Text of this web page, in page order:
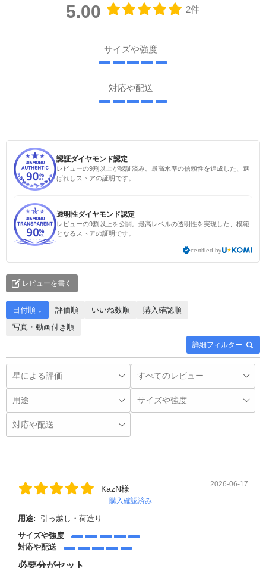
5.00 2件
サイズや強度
対応や配送
認証ダイヤモンド認定
レビューの9割以上が認証済み。最高水準の信頼性を達成した、選
ばれしストアの証明です。
透明性ダイヤモンド認定
レビューの9割以上を公開。最高レベルの透明性を実現した、模範
となるストアの証明です。
certified by
レビューを書く
詳細フィルター
日付順 ↓ 評価順 いいね数順
購入確認順
写真・動画付き順
KazN様
購入確認済み
2026-06-17
用途:
引っ越し・荷造り
サイズや強度
対応や配送
必要分がセット